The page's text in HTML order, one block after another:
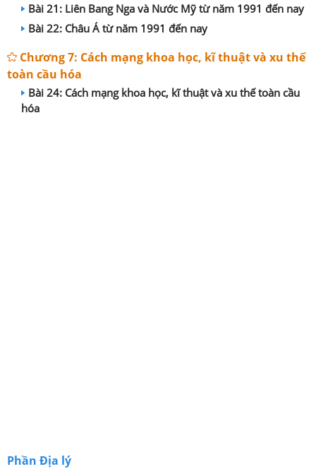
Bài 21: Liên Bang Nga và Nước Mỹ từ năm 1991 đến nay
Bài 22: Châu Á từ năm 1991 đến nay
Chương 7: Cách mạng khoa học, kĩ thuật và xu thế
toàn cầu hóa
Bài 24: Cách mạng khoa học, kĩ thuật và xu thế toàn cầu
hóa
Phần Địa lý